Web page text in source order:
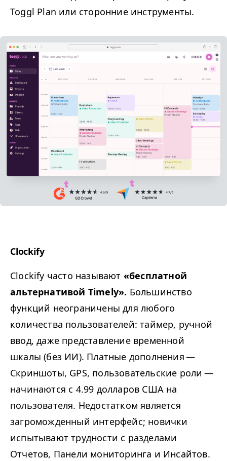
Toggl Plan или сторонние инструменты.
Clockify
Clockify часто называют «бесплатной
альтернативой Timely». Большинство
функций неограничены для любого
количества пользователей: таймер, ручной
ввод, даже представление временной
шкалы (без ИИ). Платные дополнения —
Скриншоты, GPS, пользовательские роли —
начинаются с 4.99 долларов США на
пользователя. Недостатком является
загроможденный интерфейс; новички
испытывают трудности с разделами
Отчетов, Панели мониторинга и Инсайтов.